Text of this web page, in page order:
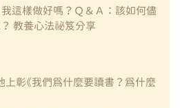
我這樣做好嗎？Ｑ＆Ａ：該如何儘
教養心法祕笈分享
池上彰《我們為什麼要讀書？為什麼